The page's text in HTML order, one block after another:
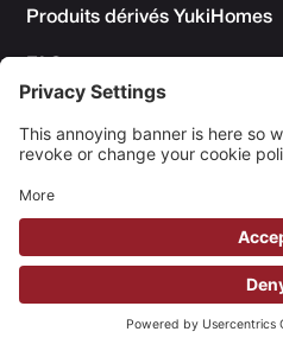
Produits dérivés YukiHomes
Copyright © 2025 Yuki Homes |
Politique de confidentialité
Conditions générales d'utilisation
Politique en matière de cookies